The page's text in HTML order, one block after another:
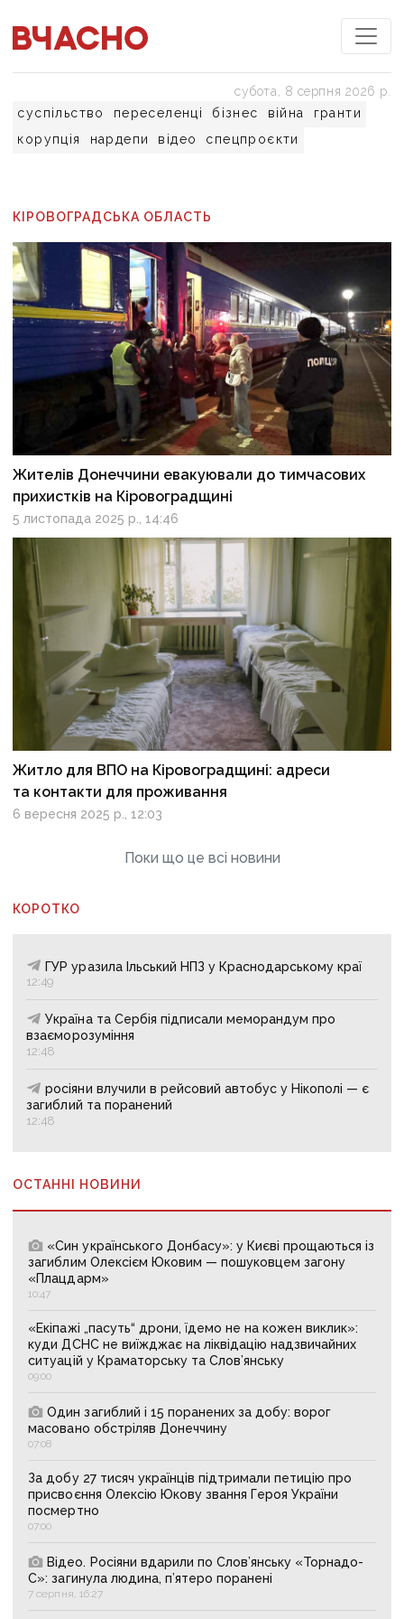
суспільство переселенці бізнес війна
гранти
корупція
нардепи відео спецпроєкти
субота, 8 серпня 2026 р.
КІРОВОГРАДСЬКА ОБЛАСТЬ
Жителів Донеччини евакуювали до тимчасових
прихистків на Кіровоградщині
5 листопада 2025 р., 14:46
Житло для ВПО на Кіровоградщині: адреси
та контакти для проживання
6 вересня 2025 р., 12:03
Поки що це всі новини
КОРОТКО
ГУР уразила Ільський НПЗ у Краснодарському краї
12:49
Україна та Сербія підписали меморандум про
взаєморозуміння
12:48
росіяни влучили в рейсовий автобус у Нікополі — є
загиблий та поранений
12:48
ОСТАННІ НОВИНИ
«Син українського Донбасу»: у Києві прощаються із
загиблим Олексієм Юковим — пошуковцем загону
«Плацдарм»
10:47
«Екіпажі „пасуть“ дрони, їдемо не на кожен виклик»:
куди ДСНС не виїжджає на ліквідацію надзвичайних
ситуацій у Краматорську та Слов’янську
09:00
Один загиблий і 15 поранених за добу: ворог
масовано обстріляв Донеччину
07:08
За добу 27 тисяч українців підтримали петицію про
присвоєння Олексію Юкову звання Героя України
посмертно
07:00
Відео. Росіяни вдарили по Слов’янську «Торнадо-
С»: загинула людина, п’ятеро поранені
7 серпня, 16:27